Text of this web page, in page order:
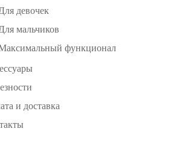
Для девочек
Для мальчиков
функционал
и доставка